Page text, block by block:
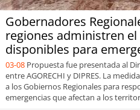
Gobernadores
regiones administren
disponibles para
03-08 Propuesta fue presentada al
entre AGORECHI y DIPRES. La
a los Gobiernos Regionales para
emergencias que afectan a los